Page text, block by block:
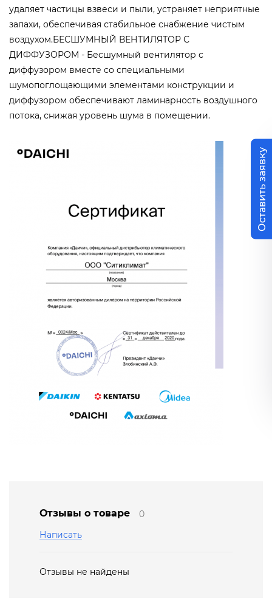
удаляет частицы взвеси и пыли, устраняет неприятные
запахи, обеспечивая стабильное снабжение чистым
воздухом.БЕСШУМНЫЙ ВЕНТИЛЯТОР С
ДИФФУЗОРОМ - Бесшумный вентилятор с
диффузором вместе со специальными
шумопоглощающими элементами конструкции и
диффузором обеспечивают ламинарность воздушного
потока, снижая уровень шума в помещении.
Отзывы о товаре
0
Написать
Отзывы не найдены
Оставить заявку